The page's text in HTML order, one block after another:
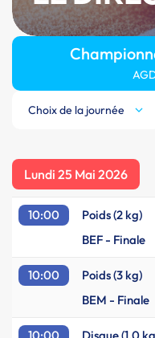
Choix de la journée
Lundi 25 Mai 2026
10:00 Poids (2 kg)
BEF - Finale
10:00 Poids (3 kg)
BEM - Finale